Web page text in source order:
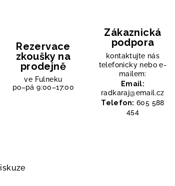
Rezervace
zkoušky na
prodejně
ve Fulneku
po–pá 9:00–17:00
Zákaznická
podpora
kontaktujte nás
telefonicky nebo e-
mailem:
Email:
radkaraj@email.cz
Telefon: 605 588
454